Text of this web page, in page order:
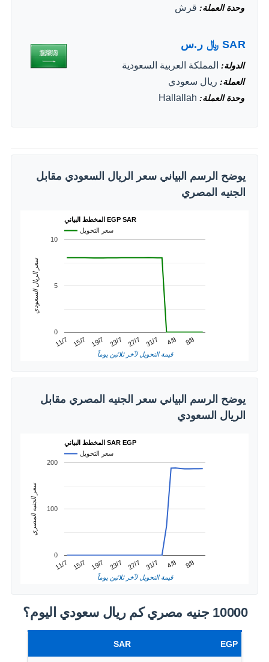
وحدة العملة قرش
SAR ﷼ ر.س
الدولة المملكة العربية السعودية
العملة ريال سعودي
وحدة العملة Hallallah
يوضح الرسم البياني سعر الريال السعودي مقابل
الجنيه المصري
المخطط البياني EGP SAR
سعر التحويل
11/7 15/7 19/7 23/7 27/7 31/7 4/8 8/8
0
5
10
قيمة التحويل لآخر ثلاثين يوماً
سعر الريال السعودي
يوضح الرسم البياني سعر الجنيه المصري مقابل
الريال السعودي
المخطط البياني SAR EGP
سعر التحويل
11/7 15/7 19/7 23/7 27/7 31/7 4/8 8/8
0
100
200
قيمة التحويل لآخر ثلاثين يوماً
سعر الجنيه المصري
10000 جنيه مصري كم ريال سعودي اليوم؟
EGP
SAR